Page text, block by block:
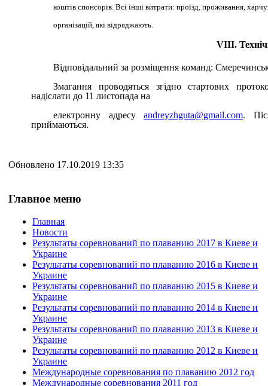
коштів спонсорів. Всі інші витрати: проїзд, проживання,
організацій, які відряджають
VIIІ.
Відповідальний за розміщення команд:
Змагання проводяться згідно стартових
надіслати до 11 листопада на
електронну адресуandreyzhguta@gmail.com.
приймаються.
Обновлено 17.10.2019 13:35
Главное меню
Главная
Новости
Результаты соревнований по плаванию 2017 в Киеве и
Украине
Результаты соревнований по плаванию 2016 в Киеве и
Украине
Результаты соревнований по плаванию 2015 в Киеве и
Украине
Результаты соревнований по плаванию 2014 в Киеве и
Украине
Результаты соревнований по плаванию 2013 в Киеве и
Украине
Результаты соревнований по плаванию 2012 в Киеве и
Украине
Международные соревнования по плаванию 2012 год
Международные соревнования 2011 год